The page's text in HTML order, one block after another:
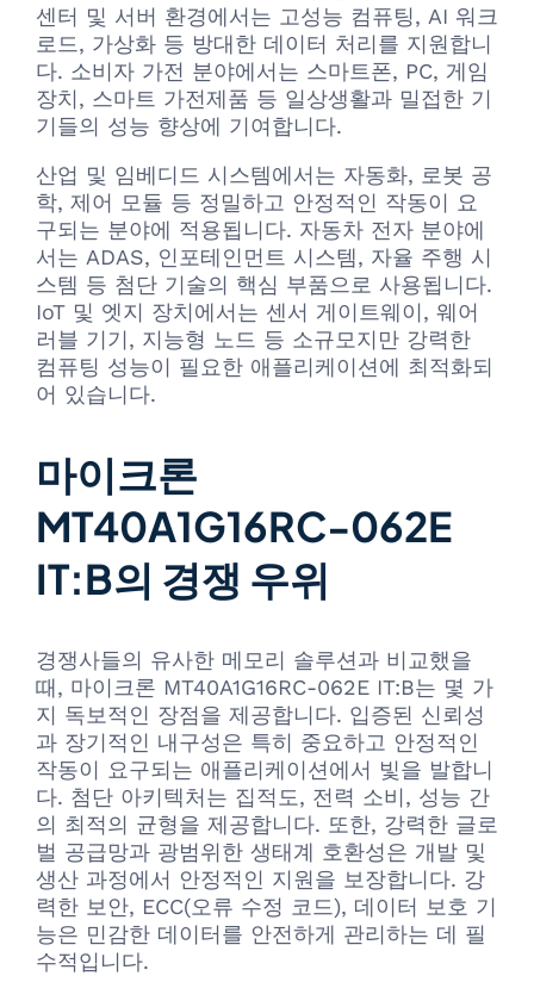
센터 및 서버 환경에서는 고성능 컴퓨팅, AI 워크
로드, 가상화 등 방대한 데이터 처리를 지원합니
다. 소비자 가전 분야에서는 스마트폰, PC, 게임
장치, 스마트 가전제품 등 일상생활과 밀접한 기
기들의 성능 향상에 기여합니다.
산업 및 임베디드 시스템에서는 자동화, 로봇 공
학, 제어 모듈 등 정밀하고 안정적인 작동이 요
구되는 분야에 적용됩니다. 자동차 전자 분야에
서는 ADAS, 인포테인먼트 시스템, 자율 주행 시
스템 등 첨단 기술의 핵심 부품으로 사용됩니다.
IoT 및 엣지 장치에서는 센서 게이트웨이, 웨어
러블 기기, 지능형 노드 등 소규모지만 강력한
컴퓨팅 성능이 필요한 애플리케이션에 최적화되
어 있습니다.
마이크론
MT40A1G16RC-062E
IT:B의 경쟁 우위
경쟁사들의 유사한 메모리 솔루션과 비교했을
때, 마이크론 MT40A1G16RC-062E IT:B는 몇 가
지 독보적인 장점을 제공합니다. 입증된 신뢰성
과 장기적인 내구성은 특히 중요하고 안정적인
작동이 요구되는 애플리케이션에서 빛을 발합니
다. 첨단 아키텍처는 집적도, 전력 소비, 성능 간
의 최적의 균형을 제공합니다. 또한, 강력한 글로
벌 공급망과 광범위한 생태계 호환성은 개발 및
생산 과정에서 안정적인 지원을 보장합니다. 강
력한 보안, ECC(오류 수정 코드), 데이터 보호 기
능은 민감한 데이터를 안전하게 관리하는 데 필
수적입니다.